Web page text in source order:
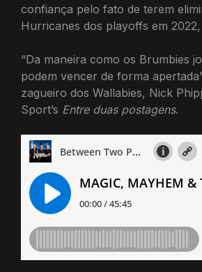
confiança pelo fato de terem
Hurricanes dos playoffs em
“Da maneira como os Brumbies
podem vencer de forma
zagueiro dos Wallabies, Nick
Sport’s Entre duas postagens.